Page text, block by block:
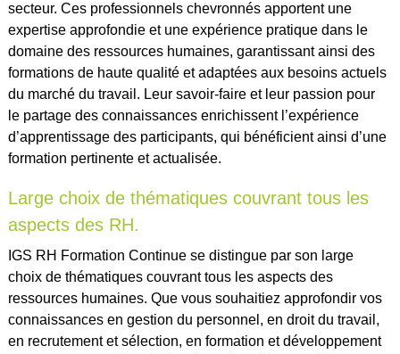
secteur. Ces professionnels chevronnés apportent une
expertise approfondie et une expérience pratique dans le
domaine des ressources humaines, garantissant ainsi des
formations de haute qualité et adaptées aux besoins actuels
du marché du travail. Leur savoir-faire et leur passion pour
le partage des connaissances enrichissent l’expérience
d’apprentissage des participants, qui bénéficient ainsi d’une
formation pertinente et actualisée.
Large choix de thématiques couvrant tous les
aspects des RH.
IGS RH Formation Continue se distingue par son large
choix de thématiques couvrant tous les aspects des
ressources humaines. Que vous souhaitiez approfondir vos
connaissances en gestion du personnel, en droit du travail,
en recrutement et sélection, en formation et développement